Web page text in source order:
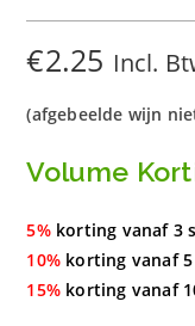
n
Store
aantal
€2.25 Incl.
(afgebeelde wijn
Volume
5% korting vanaf 3
10% korting vanaf
15% korting vanaf